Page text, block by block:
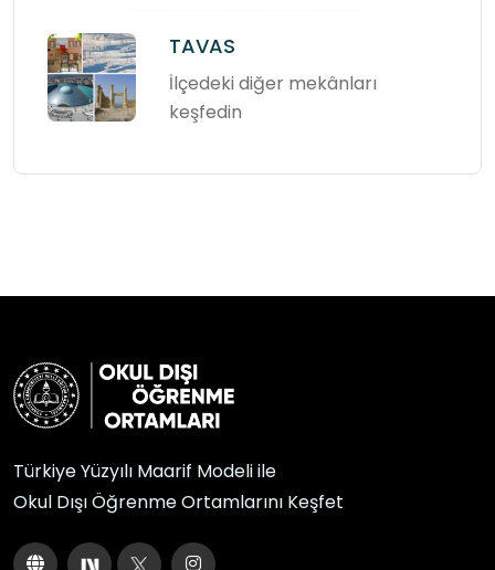
TAVAS
İlçedeki diğer mekânları
keşfedin
Türkiye Yüzyılı Maarif Modeli ile
Okul Dışı Öğrenme Ortamlarını Keşfet